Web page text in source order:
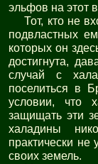
эльфов на этот
Тот, кто не
подвластных
которых он
достигнута,
случай с
поселиться в
условии, что
защищать эти
халадины
практически не
своих земель.